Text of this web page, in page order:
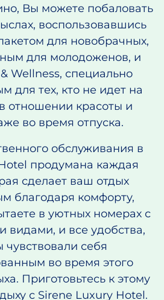
Вы можете побаловать
воспользовавшись
для новобрачных,
для молодоженов, и
Wellness, специально
для тех, кто не идет на
отношении красоты и
во время отпуска.
обслуживания в
продумана каждая
сделает ваш отдых
благодаря комфорту,
в уютных номерах с
видами, и все удобства,
чувствовали себя
во время этого
Приготовьтесь к этому
с Sirene Luxury Hotel.